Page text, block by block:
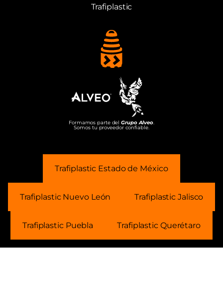
Trafiplastic
Formamos parte delGrupo Alveo.
Somos tu proveedor confiable.
Trafiplastic Estado de México
Trafiplastic Nuevo León Trafiplastic Jalisco
Trafiplastic Puebla Trafiplastic Querétaro